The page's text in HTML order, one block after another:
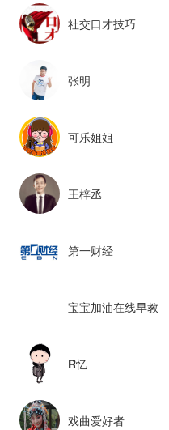
社交口才技巧
张明
可乐姐姐
王梓丞
第一财经
宝宝加油在线早教
R忆
戏曲爱好者